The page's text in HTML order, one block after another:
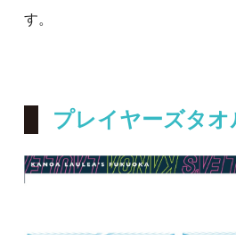
す。
プレイヤーズタオ